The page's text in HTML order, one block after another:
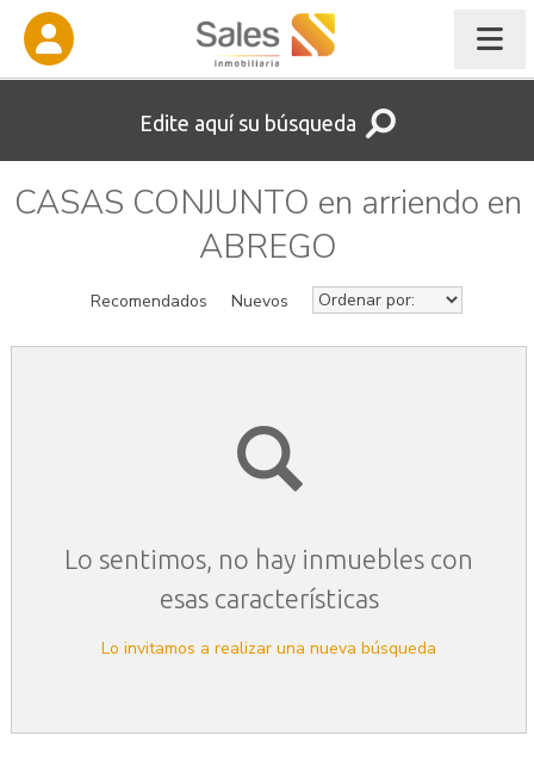
Edite aquí su búsqueda
CASAS CONJUNTO en arriendo en
ABREGO
Recomendados Nuevos
Lo sentimos, no hay inmuebles con
esas características
Lo invitamos a realizar una nueva búsqueda